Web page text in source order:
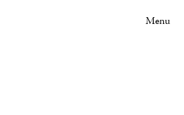
Menu